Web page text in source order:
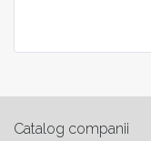
Catalog companii